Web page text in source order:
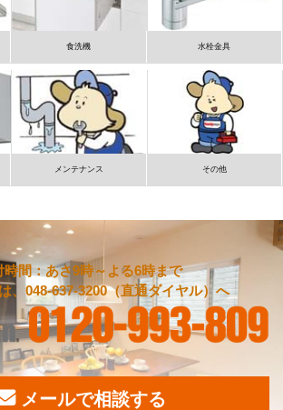
食洗機 水栓金具
メンテナンス その他
時間：あさ9時～よる6時まで
、048-637-3200（直通ダイヤル）へ
メールで相談する